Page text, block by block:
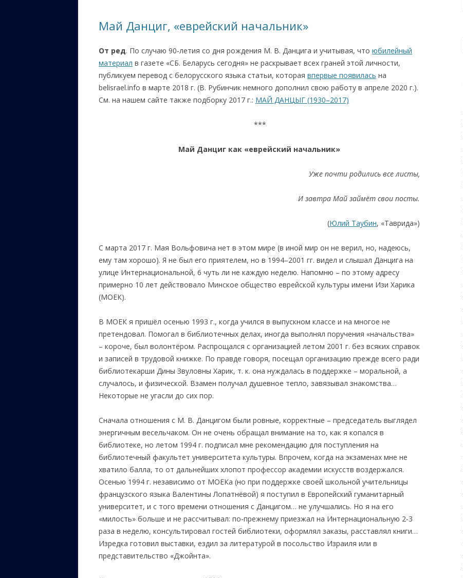
КАЛИНКОВИЧАХ СЕЙЧАС
ОЗАРИЧИ
ИНФОРМАЦИЯ К СТАРОМУ
САЙТУ
ВАШИ ПИСЬМА
ОТЗЫВЫ, ПРЕДЛОЖЕНИЯ,
Май Данциг, «еврейский начальник»
От ред. По случаю 90-летия со дня рождения М. В. Данцига и учитывая, что юбилейный
материал в газете «СБ. Беларусь сегодня» не раскрывает всех граней этой личности,
публикуем перевод с белорусского языка статьи, которая впервые появилась на
belisrael.info в марте 2018 г. (В. Рубинчик немного дополнил свою работу в апреле 2020 г.).
См. на нашем сайте также подборку 2017 г.: МАЙ ДАНЦЫГ (1930–2017)
***
Май Данциг как «еврейский начальник»
Уже почти родились все листы,
И завтра Май займёт свои посты.
(Юлий Таубин, «Таврида»)
С марта 2017 г. Мая Вольфовича нет в этом мире (в иной мир он не верил, но, надеюсь,
ему там хорошо). Я не был его приятелем, но в 1994–2001 гг. видел и слышал Данцига на
улице Интернациональной, 6 чуть ли не каждую неделю. Напомню – по этому адресу
примерно 10 лет действовало Минское общество еврейской культуры имени Изи Харика
(МОЕК).
В МОЕК я пришёл осенью 1993 г., когда учился в выпускном классе и на многое не
претендовал. Помогал в библиотечных делах, иногда выполнял поручения «начальства»
– короче, был волонтёром. Распрощался с организацией летом 2001 г. без всяких справок
и записей в трудовой книжке. По правде говоря, посещал организацию прежде всего ради
библиотекарши Дины Звуловны Харик, т. к. она нуждалась в поддержке – моральной, а
случалось, и физической. Взамен получал душевное тепло, завязывал знакомства…
Некоторые не угасли до сих пор.
Сначала отношения с М. В. Данцигом были ровные, корректные – председатель выглядел
энергичным весельчаком. Он не очень обращал внимание на то, как я копался в
библиотеке, но летом 1994 г. подписал мне рекомендацию для поступления на
библиотечный факультет университета культуры. Впрочем, когда на экзаменах мне не
хватило балла, то от дальнейших хлопот профессор академии искусств воздержался.
Осенью 1994 г. независимо от МОЕКа (но при поддержке своей школьной учительницы
французского языка Валентины Лопатнёвой) я поступил в Европейский гуманитарный
университет, и с того времени отношения с Данцигом… не улучшались. Но я на его
«милость» больше и не рассчитывал: по-прежнему приезжал на Интернациональную 2-3
раза в неделю, консультировал гостей библиотеки, оформлял заказы, расставлял книги…
Изредка готовил выставки, ездил за литературой в посольство Израиля или в
представительство «Джойнта».